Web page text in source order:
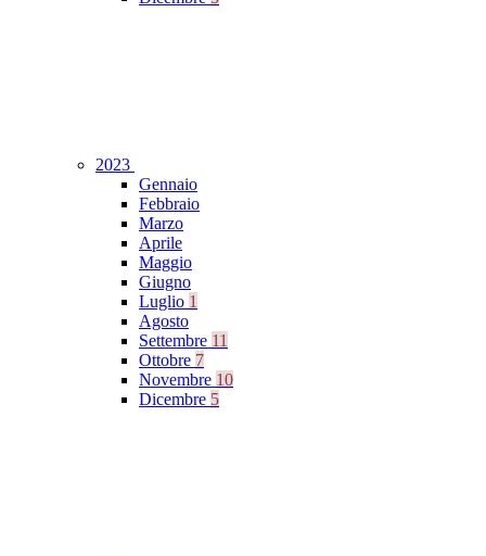
2023
Gennaio
Febbraio
Marzo
Aprile
Maggio
Giugno
Luglio 1
Agosto
Settembre 11
Ottobre 7
Novembre 10
Dicembre 5